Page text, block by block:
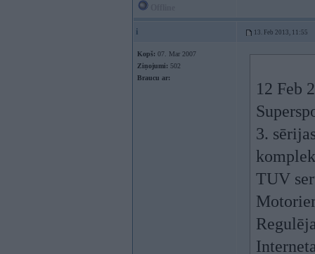
i 13. Feb 2013, 11:55
Kopš: 07. Mar 2007
Ziņojumi: 502
Braucu ar:
12 Feb
3.
TUV